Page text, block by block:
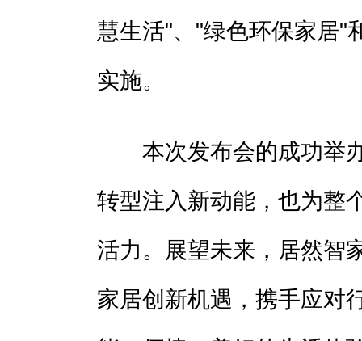
慧生活"、"绿色环保家居"
实施。
本次发布会的成功举办
转型注入新动能，也为整
活力。展望未来，居然智
家居创新机遇，携手应对